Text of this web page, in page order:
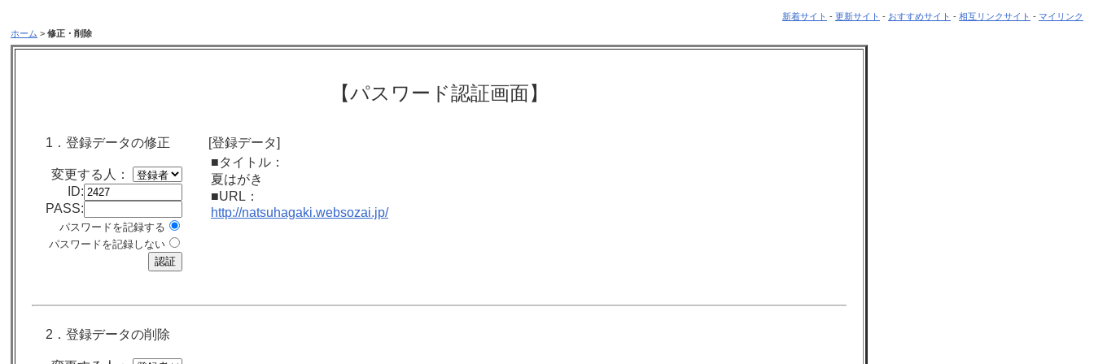
新着サイト - 更新サイト - おすすめサイト - 相互リンクサイト - マイリンク
ホーム > 修正・削除
【パスワード認証画面】
1．登録データの修正
変更する人：
ID:
PASS:
パスワードを記録する
パスワードを記録しない
[登録データ]
■タイトル：
夏はがき
■URL：
http://natsuhagaki.websozai.jp/
2．登録データの削除